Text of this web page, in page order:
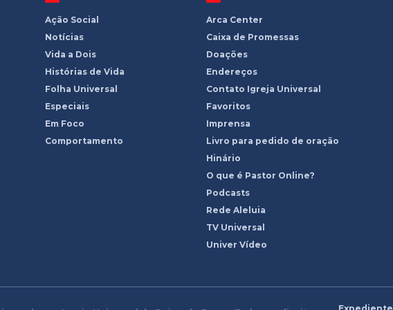
Ação Social
Notícias
Vida a Dois
Histórias de Vida
Folha Universal
Especiais
Em Foco
Comportamento
Arca Center
Caixa de Promessas
Doações
Endereços
Contato Igreja Universal
Favoritos
Imprensa
Livro para pedido de oração
Hinário
O que é Pastor Online?
Podcasts
Rede Aleluia
TV Universal
Univer Vídeo